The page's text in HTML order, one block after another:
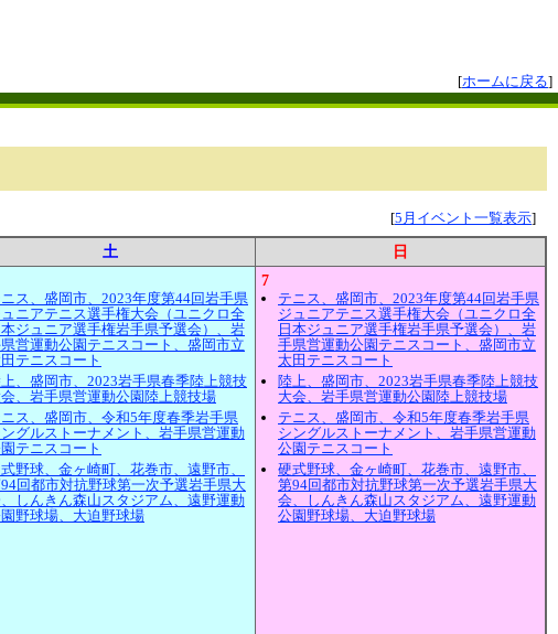
[ホームに戻る]
[5月イベント一覧表示]
土
日
ス、盛岡市、2023年度第44回岩手県
ニアテニス選手権大会（ユニクロ全
本ジュニア選手権岩手県予選会）、岩
営運動公園テニスコート、盛岡市立
テニスコート
、盛岡市、2023岩手県春季陸上競技
、岩手県営運動公園陸上競技場
ス、盛岡市、令和5年度春季岩手県
グルストーナメント、岩手県営運動
テニスコート
野球、金ヶ崎町、花巻市、遠野市、
回都市対抗野球第一次予選岩手県大
しんきん森山スタジアム、遠野運動
野球場、大迫野球場
7
テニス、盛岡市、2023年度第44回岩手県
ジュニアテニス選手権大会（ユニクロ全
日本ジュニア選手権岩手県予選会）、岩
手県営運動公園テニスコート、盛岡市立
太田テニスコート
陸上、盛岡市、2023岩手県春季陸上競技
大会、岩手県営運動公園陸上競技場
テニス、盛岡市、令和5年度春季岩手県
シングルストーナメント、岩手県営運動
公園テニスコート
硬式野球、金ヶ崎町、花巻市、遠野市、
第94回都市対抗野球第一次予選岩手県大
会、しんきん森山スタジアム、遠野運動
公園野球場、大迫野球場